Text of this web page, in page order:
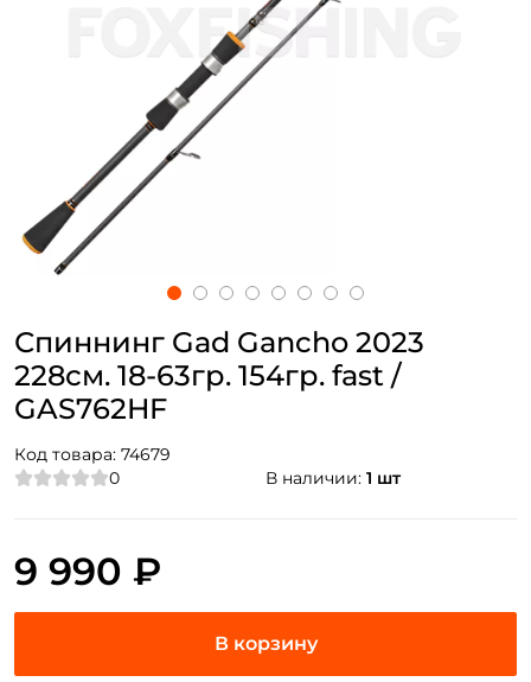
Спиннинг Gad Gancho 2023
228см. 18-63гр. 154гр. fast /
GAS762HF
Код товара: 74679
0
В наличии: 1 шт
9 990 ₽